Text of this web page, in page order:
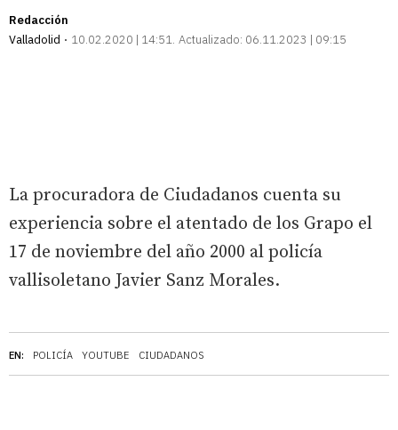
Redacción
Valladolid
10.02.2020 | 14:51 Actualizado: 06.11.2023 | 09:15
EN: POLICÍA YOUTUBE CIUDADANOS
La procuradora de Ciudadanos cuenta su
experiencia sobre el atentado de los Grapo el
17 de noviembre del año 2000 al policía
vallisoletano Javier Sanz Morales.